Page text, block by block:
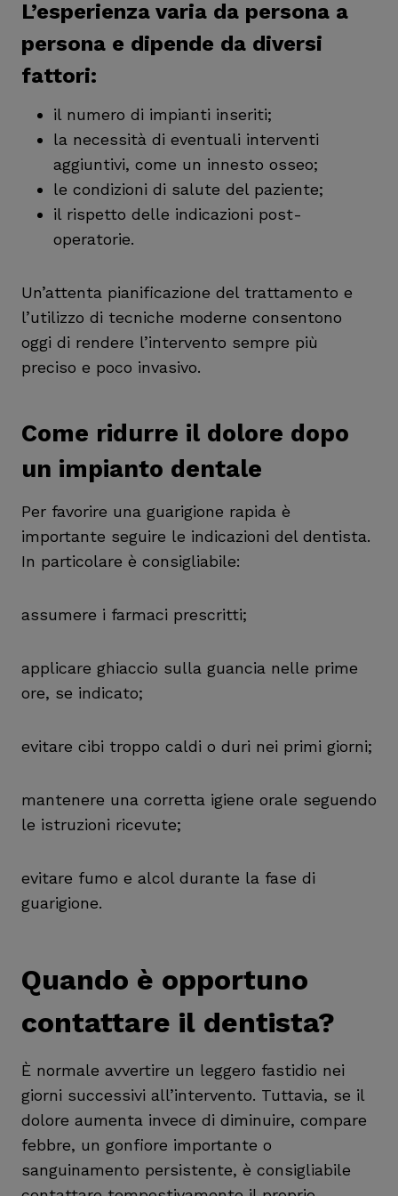
L’esperienza varia da persona a
persona e dipende da diversi
fattori:
il numero di impianti inseriti;
la necessità di eventuali interventi
aggiuntivi, come un innesto osseo;
le condizioni di salute del paziente;
il rispetto delle indicazioni post-
operatorie.
Un’attenta pianificazione del trattamento e
l’utilizzo di tecniche moderne consentono
oggi di rendere l’intervento sempre più
preciso e poco invasivo.
Come ridurre il dolore dopo
un impianto dentale
Per favorire una guarigione rapida è
importante seguire le indicazioni del dentista.
In particolare è consigliabile:
assumere i farmaci prescritti;
applicare ghiaccio sulla guancia nelle prime
ore, se indicato;
evitare cibi troppo caldi o duri nei primi giorni;
mantenere una corretta igiene orale seguendo
le istruzioni ricevute;
evitare fumo e alcol durante la fase di
guarigione.
Quando è opportuno
contattare il dentista?
È normale avvertire un leggero fastidio nei
giorni successivi all’intervento. Tuttavia, se il
dolore aumenta invece di diminuire, compare
febbre, un gonfiore importante o
sanguinamento persistente, è consigliabile